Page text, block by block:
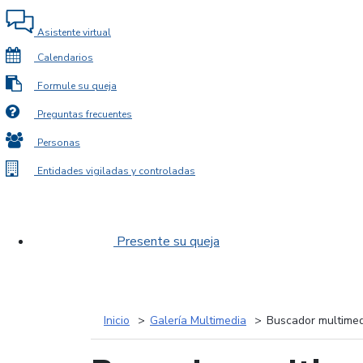
Asistente virtual
Calendarios
Formule su queja
Preguntas frecuentes
Personas
Entidades vigiladas y controladas
Presente su queja
Inicio Galería Multimedia Buscador